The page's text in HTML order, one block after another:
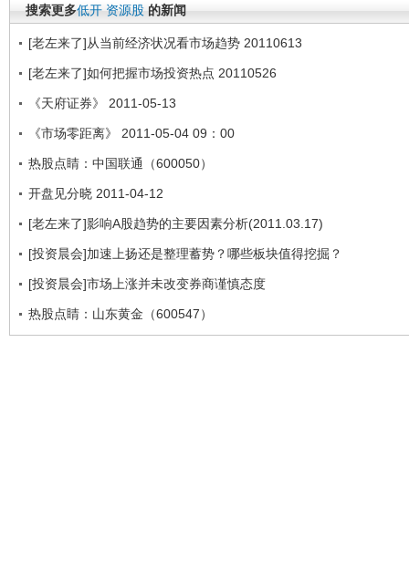
搜索更多低开 资源股 的新闻
[老左来了]从当前经济状况看市场趋势 20110613
[老左来了]如何把握市场投资热点 20110526
《天府证券》 2011-05-13
《市场零距离》 2011-05-04 09：00
热股点睛：中国联通（600050）
开盘见分晓 2011-04-12
[老左来了]影响A股趋势的主要因素分析(2011.03.17)
[投资晨会]加速上扬还是整理蓄势？哪些板块值得挖掘？
[投资晨会]市场上涨并未改变券商谨慎态度
热股点睛：山东黄金（600547）